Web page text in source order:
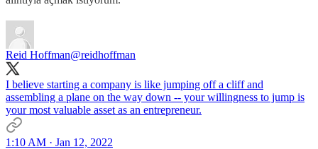
Reid Hoffman@reidhoffman
I believe starting a company is like jumping off a cliff and
assembling a plane on the way down -- your willingness to jump is
your most valuable asset as an entrepreneur.
1:10 AM · Jan 12, 2022